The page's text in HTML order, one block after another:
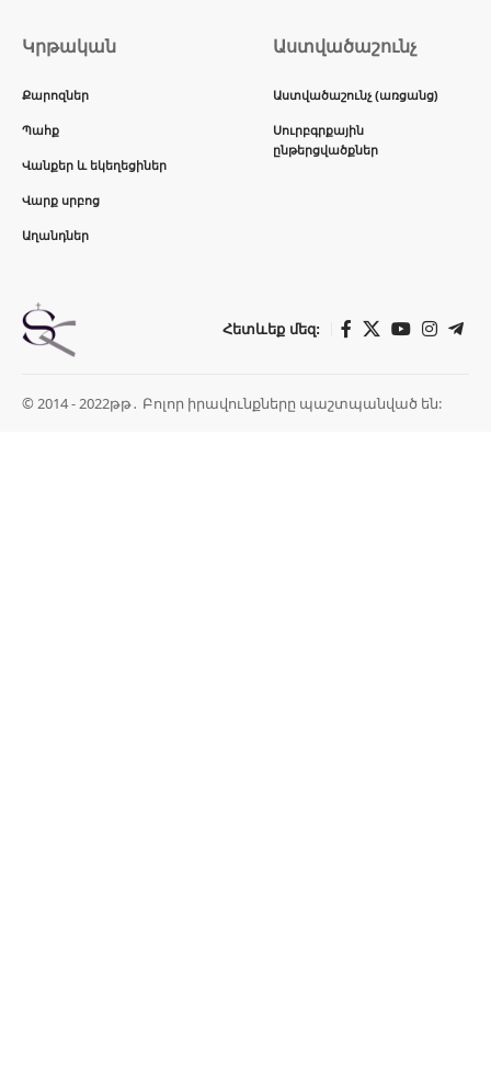
Կրթական
Քարոզներ
Պահք
Վանքեր և եկեղեցիներ
Վարք սրբոց
Աղանդներ
Աստվածաշունչ
Աստվածաշունչ (առցանց)
Սուրբգրքային
ընթերցվածքներ
Հետևեք մեզ:
© 2014 - 2022թթ․ Բոլոր իրավունքները պաշտպանված են: